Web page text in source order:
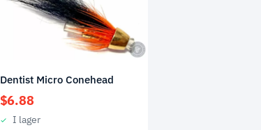
Dentist Micro Conehead
$6.88
I lager